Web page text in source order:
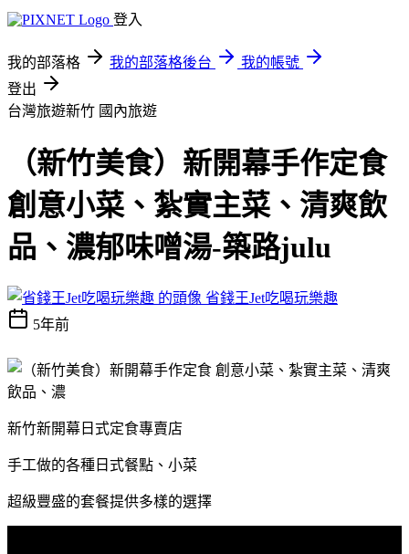
登入
我的部落格 我的部落格後台
我的帳號
登出
台灣旅遊新竹 國內旅遊
（新竹美食）新開幕手作定食
創意小菜、紮實主菜、清爽飲
品、濃郁味噌湯-築路julu
省錢王Jet吃喝玩樂趣
5年前
新竹新開幕日式定食專賣店
手工做的各種日式餐點、小菜
超級豐盛的套餐提供多樣的選擇